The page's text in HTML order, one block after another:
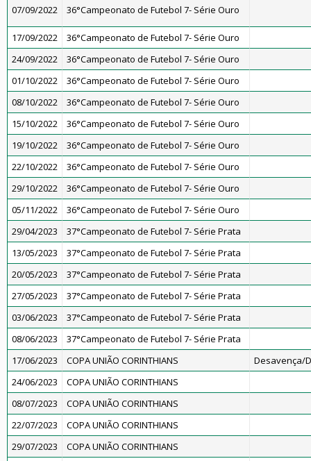
07/09/2022 36°Campeonato de Futebol 7- Série Ouro
17/09/2022
36°Campeonato de Futebol 7- Série Ouro
24/09/2022
36°Campeonato de Futebol 7- Série Ouro
01/10/2022
36°Campeonato de Futebol 7- Série Ouro
08/10/2022
36°Campeonato de Futebol 7- Série Ouro
15/10/2022
36°Campeonato de Futebol 7- Série Ouro
19/10/2022
36°Campeonato de Futebol 7- Série Ouro
22/10/2022
36°Campeonato de Futebol 7- Série Ouro
29/10/2022
36°Campeonato de Futebol 7- Série Ouro
05/11/2022
36°Campeonato de Futebol 7- Série Ouro
29/04/2023
37°Campeonato de Futebol 7- Série Prata
13/05/2023
37°Campeonato de Futebol 7- Série Prata
20/05/2023
37°Campeonato de Futebol 7- Série Prata
27/05/2023
37°Campeonato de Futebol 7- Série Prata
03/06/2023
37°Campeonato de Futebol 7- Série Prata
08/06/2023
37°Campeonato de Futebol 7- Série Prata
17/06/2023
COPA UNIÃO CORINTHIANS
Desavença/
24/06/2023
COPA UNIÃO CORINTHIANS
08/07/2023
COPA UNIÃO CORINTHIANS
22/07/2023
COPA UNIÃO CORINTHIANS
29/07/2023
COPA UNIÃO CORINTHIANS